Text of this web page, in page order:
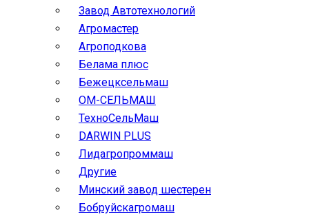
Завод Автотехнологий
Агромастер
Агроподкова
Белама плюс
Бежецксельмаш
ОМ-СЕЛЬМАШ
ТехноСельМаш
DARWIN PLUS
Лидагропроммаш
Другие
Минский завод шестерен
Бобруйскагромаш